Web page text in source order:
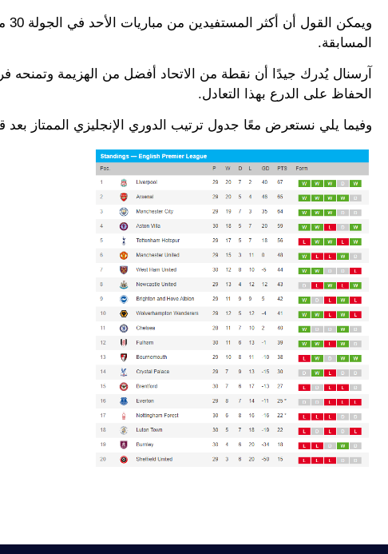
المسابقة.
آرسنال يُدرك جيدًا أن نقطة من الاتحاد أفضل من الهزيمة وتمنحه
الحفاظ على الدرع بهذا التعادل.
وفيما يلي نستعرض معًا جدول ترتيب الدوري الإنجليزي الممتاز بعد